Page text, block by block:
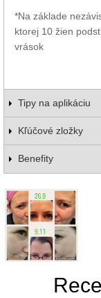
*Na základe
ktorej 10 žien
vrások
Tipy na aplikáciu
Kľúčové zložky
Benefity